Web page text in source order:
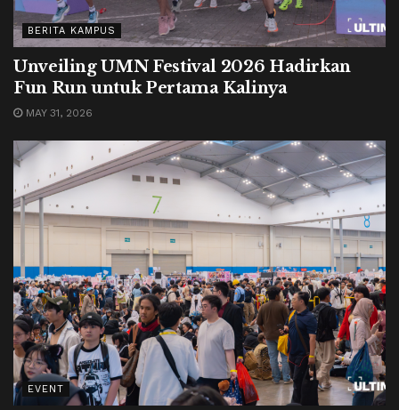
BERITA KAMPUS
Unveiling UMN Festival 2026 Hadirkan
Fun Run untuk Pertama Kalinya
MAY 31, 2026
EVENT